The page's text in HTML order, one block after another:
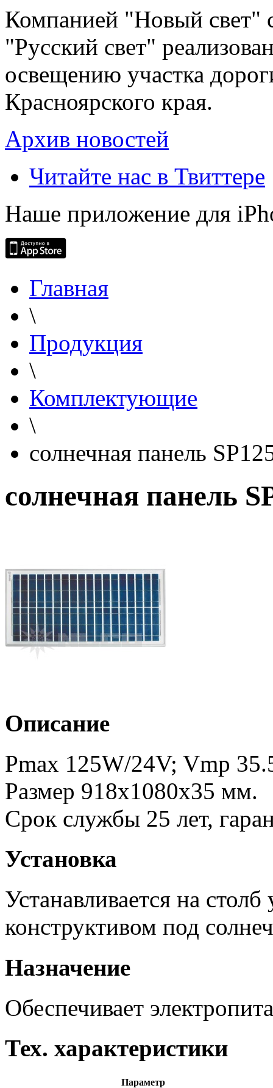
Компанией "Новый свет"
"Русский свет"
освещению участка
Красноярского края.
Архив новостей
Читайте нас в Твиттере
Наше приложение для
Главная
\
Продукция
\
Комплектующие
\
солнечная панель
солнечная панель
Описание
Pmax 125W/24V; Vmp
Размер 918х1080х35 мм.
Срок службы 25 лет,
Установка
Устанавливается на
конструктивом под
Назначение
Обеспечивает
Тех. характеристики
Параметр